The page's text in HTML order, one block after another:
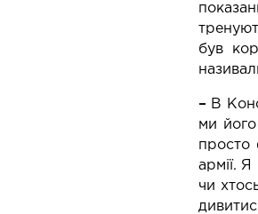
був
– В
ми
просто
армії.
чи